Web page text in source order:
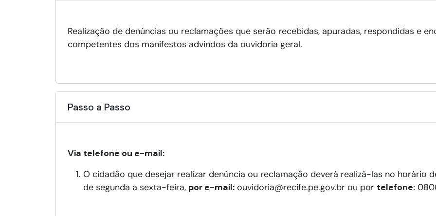
Realização de denúncias ou reclamações que serão recebidas, apuradas, respondidas e
competentes dos manifestos advindos da ouvidoria geral.
Passo a Passo
Via telefone ou e-mail:
O cidadão que desejar realizar denúncia ou reclamação deverá realizá-las no horário
de segunda a sexta-feira, por e-mail: ouvidoria@recife.pe.gov.br ou por telefone: